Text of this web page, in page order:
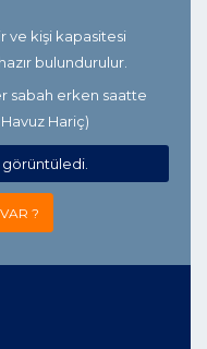
ve kişi kapasitesi
bulundurulur.
sabah erken saatte
Hariç)
görüntüledi.
?